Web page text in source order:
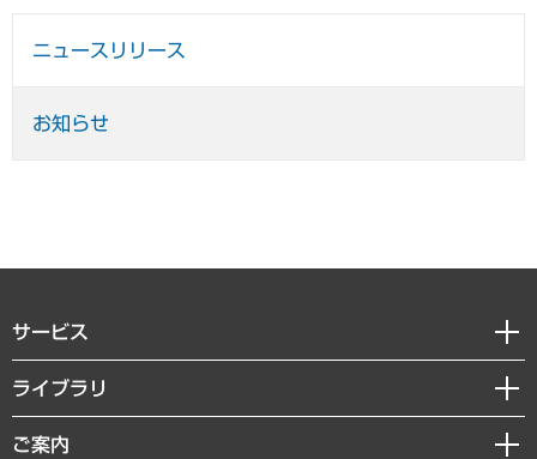
ニュースリリース
お知らせ
サービス
経営戦略
組織・人事戦略
デジタルイノベーション
ライブラリ
経済調査
ご案内